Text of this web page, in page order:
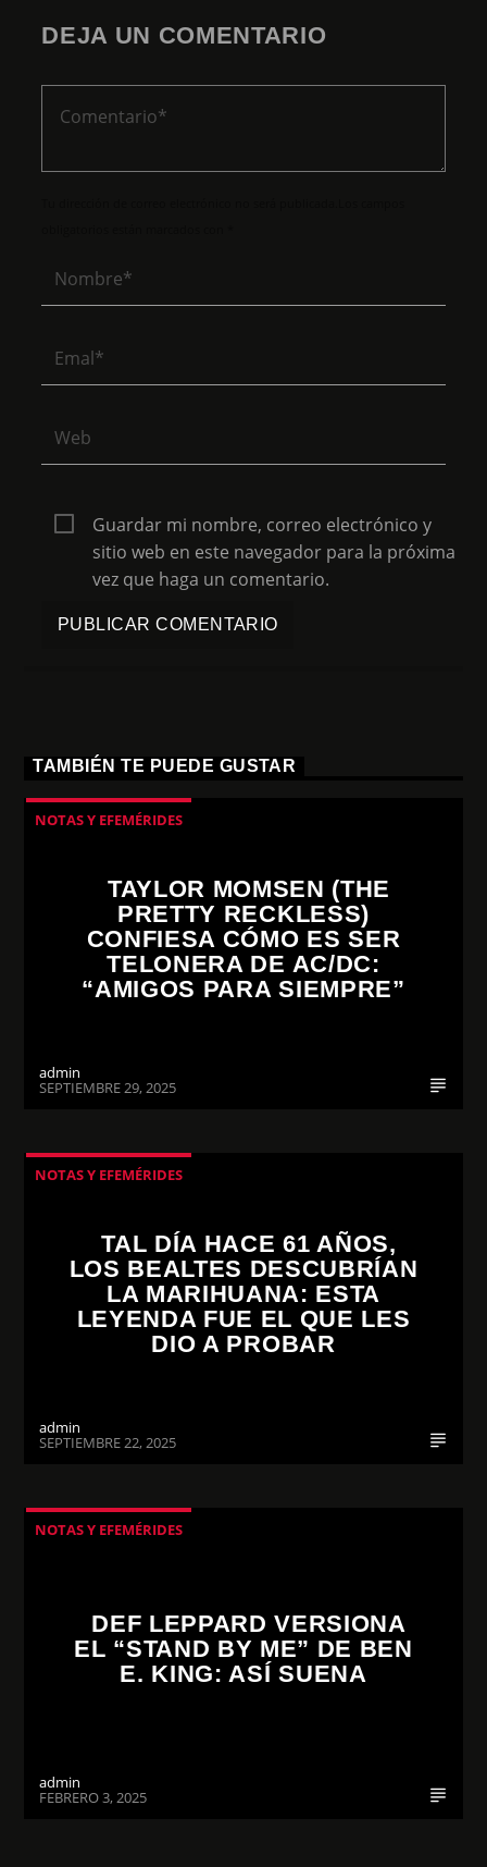
DEJA UN COMENTARIO
Guardar mi nombre, correo electrónico y
sitio web en este navegador para la próxima
vez que haga un comentario.
TAMBIÉN TE PUEDE GUSTAR
NOTAS Y EFEMÉRIDES
TAYLOR MOMSEN (THE
PRETTY RECKLESS)
CONFIESA CÓMO ES SER
TELONERA DE AC/DC:
“AMIGOS PARA SIEMPRE”
admin
SEPTIEMBRE 29, 2025
NOTAS Y EFEMÉRIDES
TAL DÍA HACE 61 AÑOS,
LOS BEALTES DESCUBRÍAN
LA MARIHUANA: ESTA
LEYENDA FUE EL QUE LES
DIO A PROBAR
admin
SEPTIEMBRE 22, 2025
NOTAS Y EFEMÉRIDES
DEF LEPPARD VERSIONA
EL “STAND BY ME” DE BEN
E. KING: ASÍ SUENA
admin
FEBRERO 3, 2025